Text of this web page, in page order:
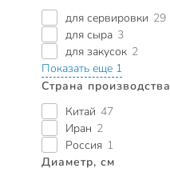
для сервировки 29
для сыра 3
для закусок 2
Показать еще 1
Страна производства
Китай 47
Иран 2
Россия 1
Диаметр, см